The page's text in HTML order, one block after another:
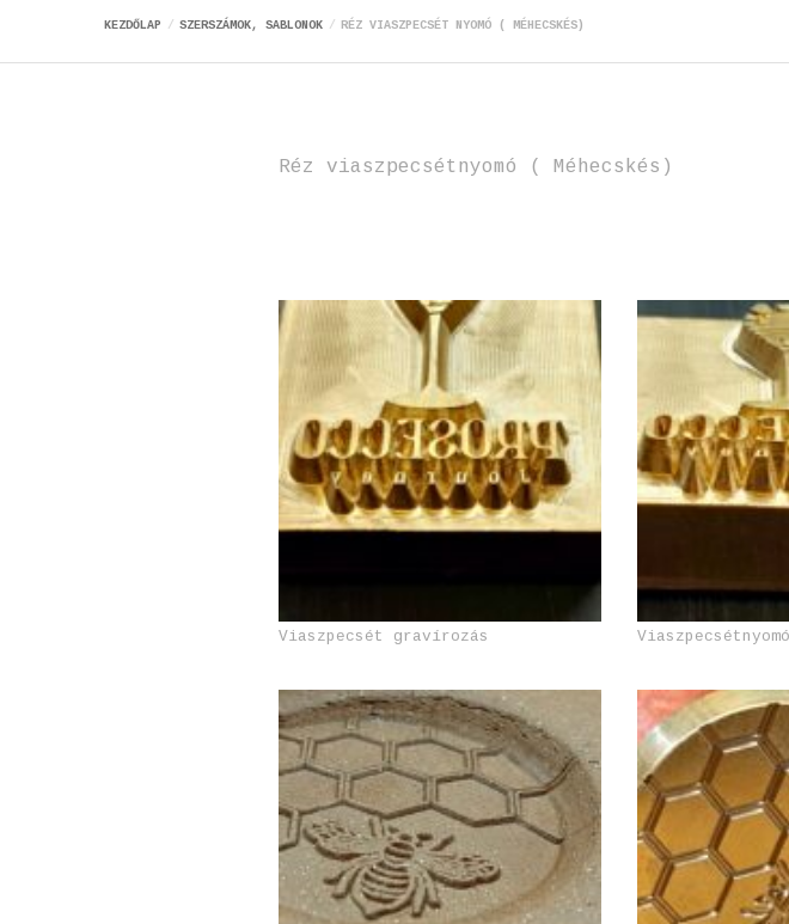
KEZDŐLAP SZERSZÁMOK, SABLONOK RÉZ VIASZPECSÉT NYOMÓ ( MÉHECSKÉS)
Réz viaszpecsétnyomó ( Méhecskés)
Viaszpecsét gravírozás Viaszpecsétnyomó